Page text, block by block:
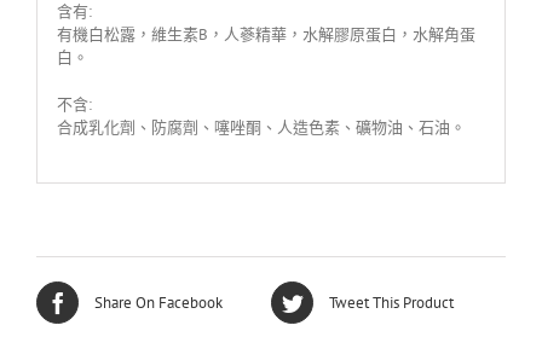
含有:
有機白松露，維生素B，人蔘精華，水解膠原蛋白，水解角蛋
白。
不含:
合成乳化劑、防腐劑、噻唑酮、人造色素、礦物油、石油。
Share On Facebook Tweet This Product